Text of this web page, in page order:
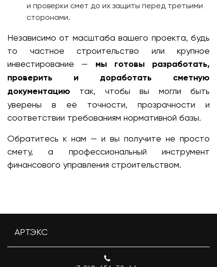
и проверки смет до их защиты перед третьими
сторонами.
Независимо от масштаба вашего проекта, будь
то частное строительство или крупное
инвестирование — мы готовы разработать,
проверить и доработать сметную
документацию так, чтобы вы могли быть
уверены в её точности, прозрачности и
соответствии требованиям нормативной базы.
Обратитесь к нам — и вы получите не просто
смету, а профессиональный инструмент
финансового управления строительством.
АРТЭКС